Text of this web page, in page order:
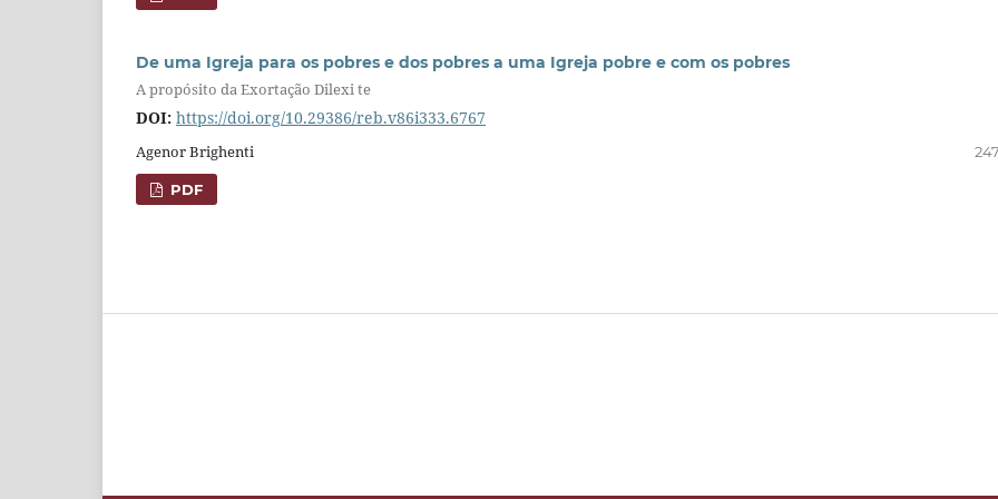
De uma Igreja para os pobres e dos pobres a uma Igreja pobre e com os pobres
A propósito da Exortação Dilexi te
DOI: https://doi.org/10.29386/reb.v86i333.6767
Agenor Brighenti
PDF